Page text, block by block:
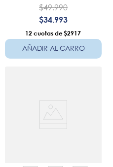
$49.990
$34.993
12 $2917
AÑADIR AL CARRO